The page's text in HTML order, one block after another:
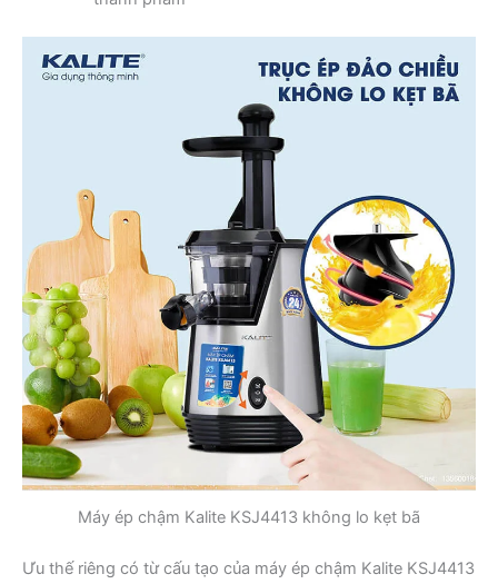
Máy ép chậm Kalite KSJ4413 không lo kẹt bã
Ưu thế riêng có từ cấu tạo của máy ép chậm Kalite KSJ4413